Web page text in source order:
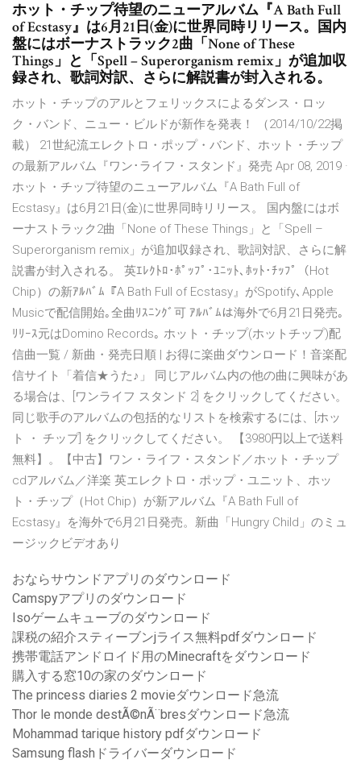
ホット・チップ待望のニューアルバム『A Bath Full
of Ecstasy』は6月21日(金)に世界同時リリース。国内
盤にはボーナストラック2曲「None of These
Things」と「Spell – Superorganism remix」が追加収
録され、歌詞対訳、さらに解説書が封入される。
ホット・チップのアルとフェリックスによるダンス・ロッ
ク・バンド、ニュー・ビルドが新作を発表！ （2014/10/22掲
載） 21世紀流エレクトロ・ポップ・バンド、ホット・チップ
の最新アルバム『ワン･ライフ・スタンド』発売 Apr 08, 2019 ·
ホット・チップ待望のニューアルバム『A Bath Full of
Ecstasy』は6月21日(金)に世界同時リリース。 国内盤にはボ
ーナストラック2曲「None of These Things」と「Spell –
Superorganism remix」が追加収録され、歌詞対訳、さらに解
説書が封入される。 英ｴﾚｸﾄﾛ･ﾎﾟｯﾌﾟ･ﾕﾆｯﾄ､ﾎｯﾄ･ﾁｯﾌﾟ（Hot
Chip）の新ｱﾙﾊﾞﾑ『A Bath Full of Ecstasy』がSpotify､Apple
Musicで配信開始｡全曲ﾘｽﾆﾝｸﾞ可 ｱﾙﾊﾞﾑは海外で6月21日発売｡
ﾘﾘｰｽ元はDomino Records｡ ホット・チップ(ホットチップ)配
信曲一覧 / 新曲・発売日順 | お得に楽曲ダウンロード！音楽配
信サイト「着信★うた♪」 同じアルバム内の他の曲に興味があ
る場合は、[ワンライフ スタンド 2] をクリックしてください。
同じ歌手のアルバムの包括的なリストを検索するには、[ホッ
ト ・ チップ] をクリックしてください。 【3980円以上で送料
無料】。【中古】ワン・ライフ・スタンド／ホット・チップ
cdアルバム／洋楽 英エレクトロ・ポップ・ユニット、ホッ
ト・チップ（Hot Chip）が新アルバム『A Bath Full of
Ecstasy』を海外で6月21日発売。新曲「Hungry Child」のミュ
ージックビデオあり
おならサウンドアプリのダウンロード
Camspyアプリのダウンロード
Isoゲームキューブのダウンロード
課税の紹介スティーブンjライス無料pdfダウンロード
携帯電話アンドロイド用のMinecraftをダウンロード
購入する窓10の家のダウンロード
The princess diaries 2 movieダウンロード急流
Thor le monde destÃ©nÃ¨bresダウンロード急流
Mohammad tarique history pdfダウンロード
Samsung flashドライバーダウンロード